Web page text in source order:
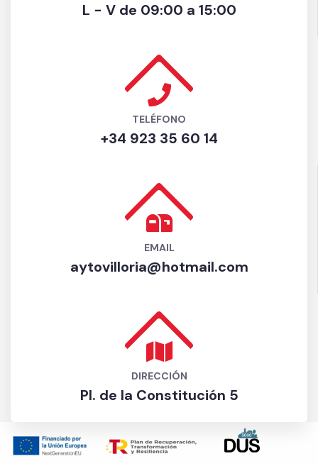
L - V de 09:00 a 15:00
TELÉFONO
+34 923 35 60 14
EMAIL
aytovilloria@hotmail.com
DIRECCIÓN
Pl. de la Constitución 5